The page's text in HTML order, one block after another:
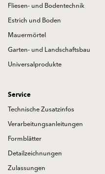
Fliesen- und Bodentechnik
Estrich und Boden
Mauermörtel
Garten- und Landschaftsbau
Universalprodukte
Service
Technische Zusatzinfos
Verarbeitungsanleitungen
Formblätter
Detailzeichnungen
Zulassungen